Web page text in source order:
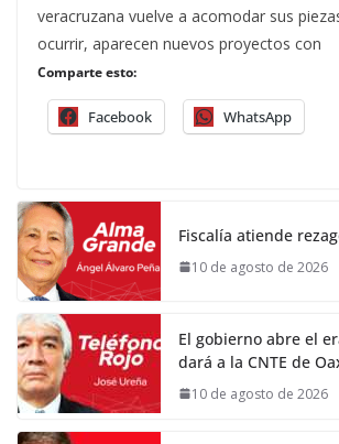
veracruzana vuelve a acomodar sus
ocurrir, aparecen nuevos proyectos con
Comparte esto:
Facebook WhatsApp
Fiscalía atiende
10 de agosto de 2026
El gobierno abre el
dará a la CNTE de
10 de agosto de 2026